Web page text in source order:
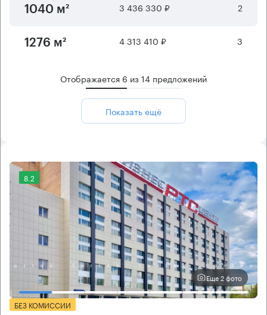
1040 м² 3 436 330 ₽ 2
1276 м² 4 313 410 ₽ 3
Отображается 6 из14 предложений
Показать ещё
8.2
Еще 2 фото
БЕЗ КОМИССИИ